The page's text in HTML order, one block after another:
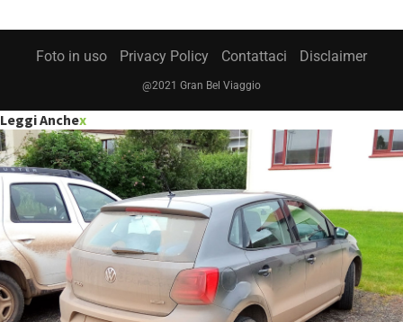
Foto in uso Privacy Policy Contattaci Disclaimer
@2021 Gran Bel Viaggio
Leggi Anchex